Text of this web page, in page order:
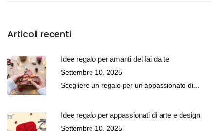
Articoli recenti
Idee regalo per amanti del fai da te
Settembre 10, 2025
Scegliere un regalo per un appassionato di...
Idee regalo per appassionati di arte e design
Settembre 10, 2025